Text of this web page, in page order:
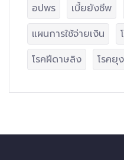
อปพร
เบี้ยยังชีพ
แผนการใช้จ่ายเงิน
โรคฝีดาษลิง
โรคยุ